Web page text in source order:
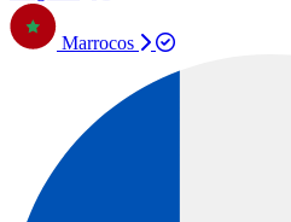
Marrocos